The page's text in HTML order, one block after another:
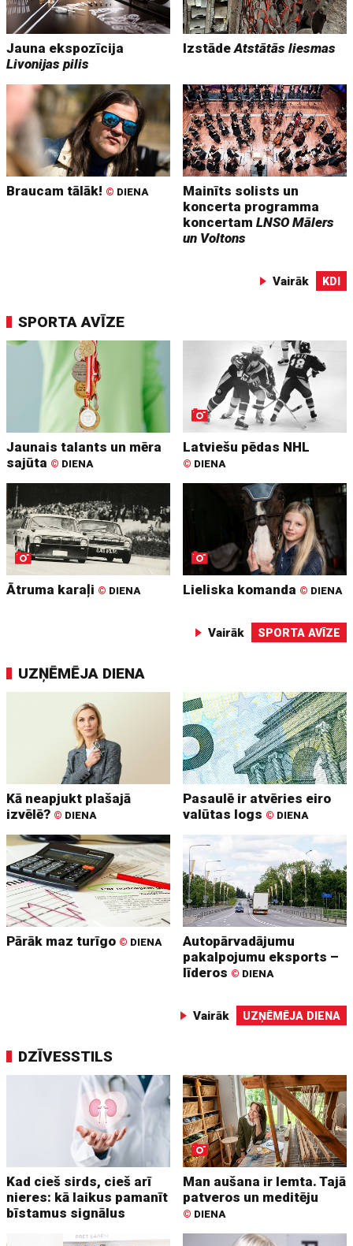
Jauna ekspozīcija
Livonijas pilis
IzstādeAtstātās liesmas
Braucam tālāk! © DIENA
Mainīts solists un
koncerta programma
koncertamLNSO Mālers
un Voltons
Vairāk KDI
SPORTA AVĪZE
Jaunais talants un mēra
sajūta © DIENA
Latviešu pēdas NHL
© DIENA
Ātruma karaļi © DIENA Lieliska komanda © DIENA
Vairāk SPORTA AVĪZE
UZŅĒMĒJA DIENA
Kā neapjukt plašajā
izvēlē? © DIENA
Pasaulē ir atvēries eiro
valūtas logs © DIENA
Pārāk maz turīgo © DIENA
Autopārvadājumu
pakalpojumu eksports –
līderos © DIENA
Vairāk UZŅĒMĒJA DIENA
DZĪVESSTILS
Kad cieš sirds, cieš arī
nieres: kā laikus pamanīt
bīstamus signālus
Man aušana ir lemta. Tajā
patveros un meditēju
© DIENA